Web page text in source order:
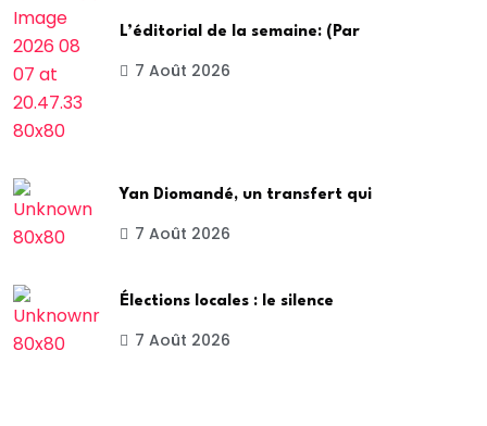
L’éditorial de la semaine: (Par
7 Août 2026
Yan Diomandé, un transfert qui
7 Août 2026
Élections locales : le silence
7 Août 2026